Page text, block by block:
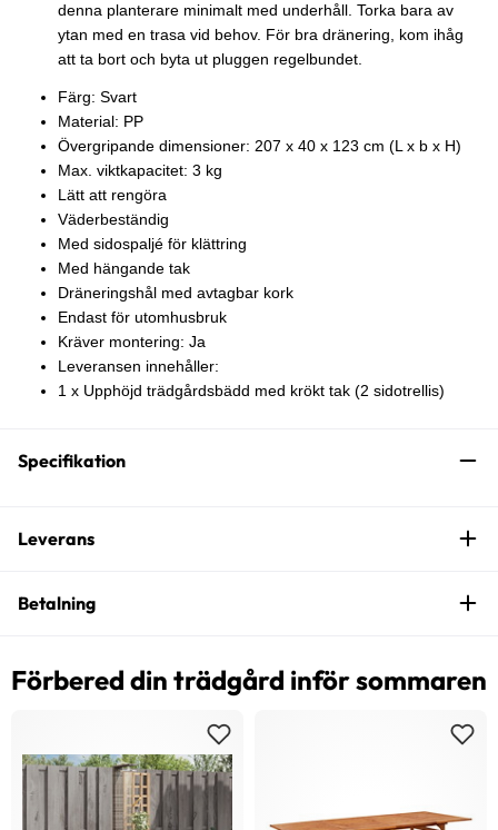
denna planterare minimalt med underhåll. Torka bara av
ytan med en trasa vid behov. För bra dränering, kom ihåg
att ta bort och byta ut pluggen regelbundet.
Färg: Svart
Material: PP
Övergripande dimensioner: 207 x 40 x 123 cm (L x b x H)
Max. viktkapacitet: 3 kg
Lätt att rengöra
Väderbeständig
Med sidospaljé för klättring
Med hängande tak
Dräneringshål med avtagbar kork
Endast för utomhusbruk
Kräver montering: Ja
Leveransen innehåller:
1 x Upphöjd trädgårdsbädd med krökt tak (2 sidotrellis)
Specifikation
Leverans
Betalning
Förbered din trädgård inför sommaren